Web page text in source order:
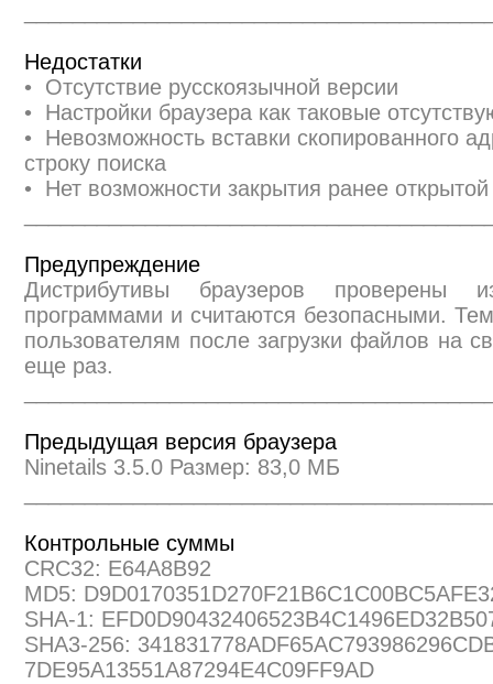
Недостатки
• Отсутствие русскоязычной версии
• Настройки браузера как таковые
• Невозможность вставки скопированного
строку поиска
• Нет возможности закрытия ранее
Предупреждение
Дистрибутивы браузеров проверены
программами и считаются безопасными.
пользователям после загрузки файлов на
еще раз.
Предыдущая версия браузера
Ninetails 3.5.0 Размер: 83,0 МБ
Контрольные суммы
CRC32: E64A8B92
MD5:
SHA-1:
SHA3-256:
7DE95A13551A87294E4C09FF9AD